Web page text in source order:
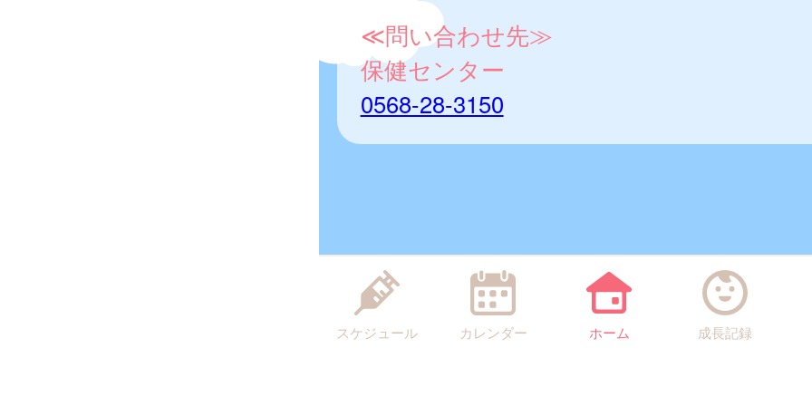
≪問い合わせ先≫
保健センター
0568-28-3150
スケジュール カレンダー ホーム 成長記録